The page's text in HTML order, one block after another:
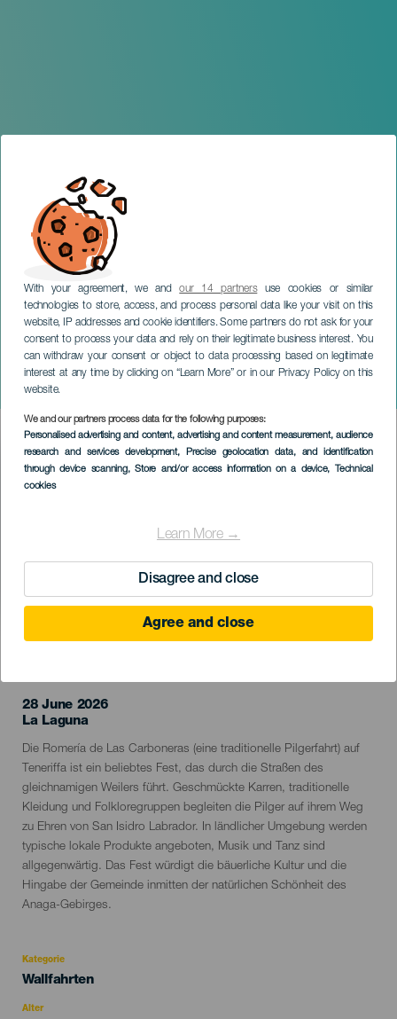
With your agreement, we andour 14 partnersuse cookies or similar
technologies to store, access, and process personal data like your visit on this
website, IP addresses and cookie identifiers. Some partners do not ask for your
consent to process your data and rely on their legitimate business interest. You
can withdraw your consent or object to data processing based on legitimate
interest at any time by clicking on “Learn More” or in our Privacy Policy on this
website.
We and our partners process data for the following purposes:
Personalised advertising and content, advertising and content measurement, audience
research and services development, Precise geolocation data, and identification
through device scanning, Store and/or access information on a device, Technical
cookies
Learn More →
Disagree and close
Agree and close
Romería de Las
Carboneras
TENERIFE
Imagen
Listado
28 June 2026
Localidad
La Laguna
Descripción
del
evento
Die Romería de Las Carboneras (eine traditionelle Pilgerfahrt) auf
Teneriffa ist ein beliebtes Fest, das durch die Straßen des
gleichnamigen Weilers führt. Geschmückte Karren, traditionelle
Kleidung und Folkloregruppen begleiten die Pilger auf ihrem Weg
zu Ehren von San Isidro Labrador. In ländlicher Umgebung werden
typische lokale Produkte angeboten, Musik und Tanz sind
allgegenwärtig. Das Fest würdigt die bäuerliche Kultur und die
Hingabe der Gemeinde inmitten der natürlichen Schönheit des
Anaga-Gebirges.
Kategorie
Categoría
evento
Wallfahrten
Alter